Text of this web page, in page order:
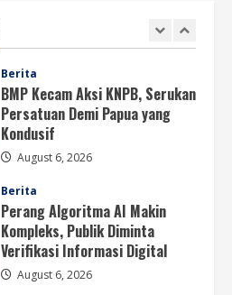
August 6, 2026
Berita
Perang Algoritma AI Makin
Kompleks, Publik Diminta
Verifikasi Informasi Digital
August 6, 2026
Berita
Pemerintah Perkuat Ekosistem
Media Digital Nasional Hadapi
Perang Algoritma AI
August 6, 2026